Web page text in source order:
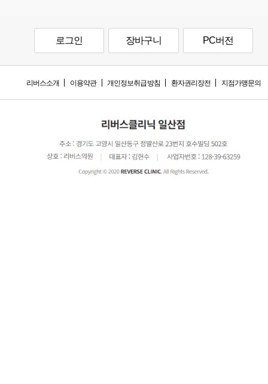
로그인 장바구니 PC버전
리버스소개 이용약관 개인정보취급방침 환자권리장전 지점가맹문의